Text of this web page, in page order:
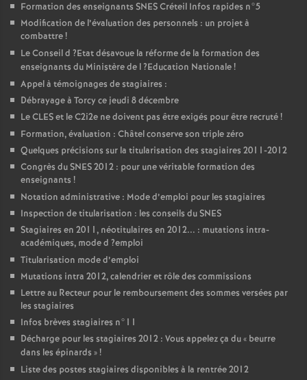
Formation des enseignants SNESCréteil Infos rapides n°5
Modification de l’évaluation des personnels : un projet à
combattre!
Le Conseil d ?Etat désavoue la réforme de la formation des
enseignants du Ministère de l?Education Nationale!
Appel à témoignages de stagiaires :
Débrayage à Torcy ce jeudi 8 décembre
LeCLESet le C2i2e ne doivent pas être exigés pour être recruté!
Formation, évaluation : Châtel conserve son triple zéro
Quelques précisions sur la titularisation des stagiaires 2011-2012
Congrès duSNES2012 : pour une véritable formation des
enseignants !
Notation administrative : Mode d’emploi pour les stagiaires
Inspection de titularisation : les conseils duSNES
Stagiaires en 2011, néotitulaires en 2012... : mutations intra-
académiques, mode d ?emploi
Titularisation mode d’emploi
Mutations intra 2012, calendrier et rôle des commissions
Lettre au Recteur pour le remboursement des sommes versées par
les stagiaires
Infos brèves stagiaires n°11
Décharge pour les stagiaires 2012 : Vous appelez ça du « beurre
dans les épinards »!
Liste des postes stagiaires disponibles à la rentrée 2012